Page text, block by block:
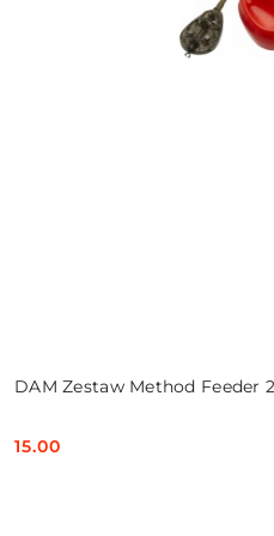
DAM Zestaw Method Feeder
Cena:
15.00